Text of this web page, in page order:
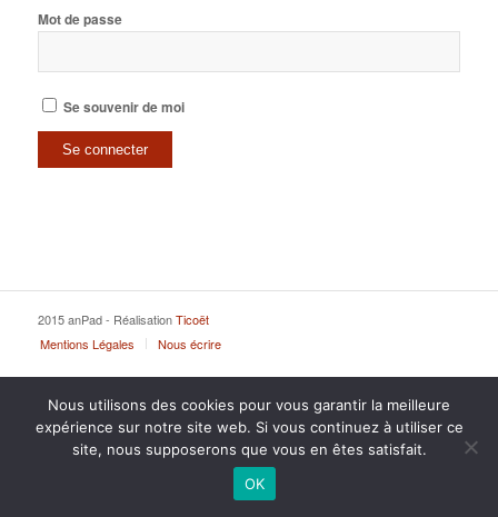
Mot de passe
Se souvenir de moi
2015 anPad - RéalisationTicoët
Mentions Légales
Nous écrire
Nous utilisons des cookies pour vous garantir la meilleure
expérience sur notre site web. Si vous continuez à utiliser ce
site, nous supposerons que vous en êtes satisfait.
OK